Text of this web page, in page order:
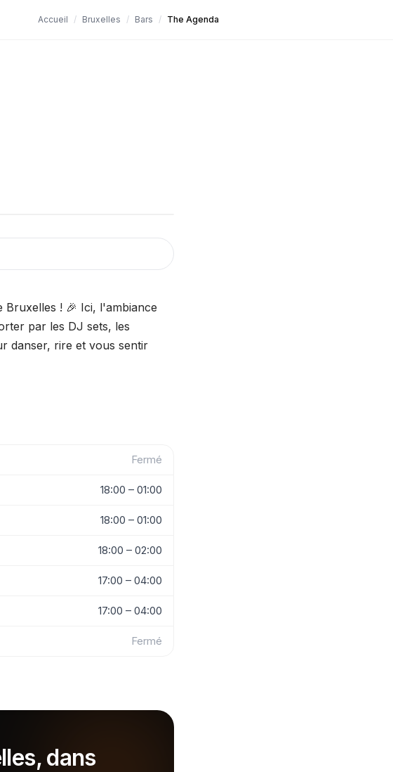
Accueil / Bruxelles / Bars / The Agenda
! 🎉 Ici, l'ambiance
par les DJ sets, les
danser, rire et vous sentir
Fermé
18:00 – 01:00
18:00 – 01:00
18:00 – 02:00
17:00 – 04:00
17:00 – 04:00
Fermé
dans